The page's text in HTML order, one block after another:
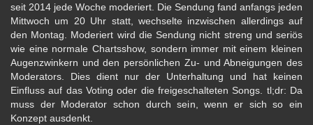
seit 2014 jede Woche moderiert. Die Sendung fand anfangs jeden
Mittwoch um 20 Uhr statt, wechselte inzwischen allerdings auf
den Montag. Moderiert wird die Sendung nicht streng und seriös
wie eine normale Chartsshow, sondern immer mit einem kleinen
Augenzwinkern und den persönlichen Zu- und Abneigungen des
Moderators. Dies dient nur der Unterhaltung und hat keinen
Einfluss auf das Voting oder die freigeschalteten Songs. tl;dr: Da
muss der Moderator schon durch sein, wenn er sich so ein
Konzept ausdenkt.